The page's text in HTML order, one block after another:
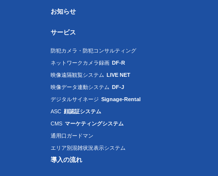
お知らせ
サービス
防犯カメラ・防犯コンサルティング
ネットワークカメラ録画 DF-R
映像遠隔観覧システム LIVE NET
映像データ連動システム DF-J
デジタルサイネージ Signage-Rental
ASC 顔認証システム
CMS マーケティングシステム
通用口ガードマン
エリア別混雑状況表示システム
導入の流れ